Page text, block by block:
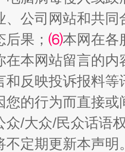
、公司网站和共
果； ⑹本网在各
在本网站留言的内
和反映投诉报料
您的行为而直接
众/大众/民众话语
不定期更新本声明